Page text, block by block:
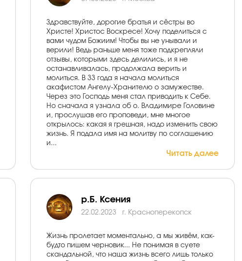
Здравствуйте, дорогие братья и сёстры во
Христе! Христос Воскресе! Хочу поделиться с
вами чудом Божиим! Чтобы вы не унывали и
верили! Ведь раньше меня тоже подкрепляли
отзывы, которыми здесь делились, и я не
останавливалась, продолжала верить и
молиться. В 33 года я начала молиться
акафистом Ангелу-Хранителю о замужестве.
Через это Господь меня стал приводить к Себе.
Но сначала я узнала об о. Владимире Головине
и, прослушав его проповеди, мне многое
открылось: какая я грешная, надо изменить свою
жизнь. Я подала имя на молитву по соглашению
и...
Читать далее
р.Б. Ксения
22.02.2023 г. Красноперекопск
Жизнь пролетает моментально, а мы живём, как-
будто пишем черновик... Не понимая в суете
скандальной, что наша жизнь всего лишь только